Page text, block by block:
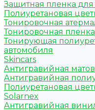
Защитная пленка для
Полиуретановая
Тонировочная
Тонировочная пленка
Тонирующая
автомобиля
Skincars
Антигравийная
Антигравийная
Полиуретановая
Solarnex
Антигравийная